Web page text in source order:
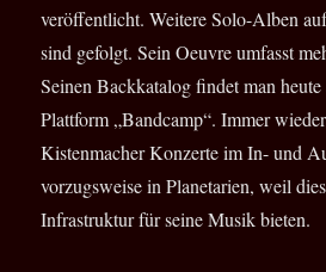
veröffentlicht. Weitere Solo-Alben
sind gefolgt. Sein Oeuvre umfasst
Seinen Backkatalog findet man
Plattform „Bandcamp“. Immer
Kistenmacher Konzerte im In- und
vorzugsweise in Planetarien, weil
Infrastruktur für seine Musik bieten.